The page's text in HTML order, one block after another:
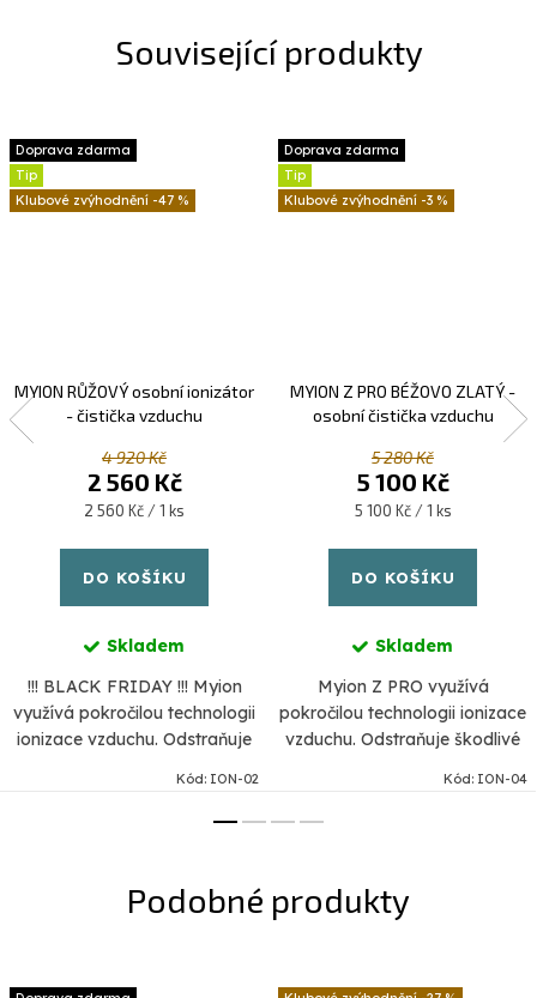
Související produkty
Doprava zdarma
Tip
-47 %
MYION RŮŽOVÝ osobní ionizátor
- čistička vzduchu
4 920 Kč
2 560 Kč
Měrná
2 560 Kč / 1 ks
DO KOŠÍKU
Skladem
!!! BLACK FRIDAY !!! Myion
využívá pokročilou technologii
ionizace vzduchu. Odstraňuje
Produkuje 18 milionů zdraví...
Kód: ION-02
Doprava zdarma
Tip
-3 %
MYION Z PRO BÉŽOVO ZLATÝ -
osobní čistička vzduchu
5 280 Kč
5 100 Kč
Měrná
5 100 Kč / 1 ks
DO KOŠÍKU
Skladem
Myion Z PRO využívá
pokročilou technologii ionizace
vzduchu. Odstraňuje škodlivé
Kód: ION-04